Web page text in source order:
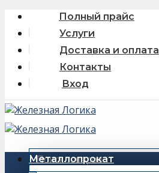
Skip
content
Полный прайс
Услуги
Доставка и оплата
Контакты
Вход
Искать:
Металлопрокат